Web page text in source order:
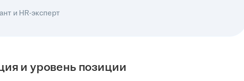
и HR-эксперт
и уровень позиции